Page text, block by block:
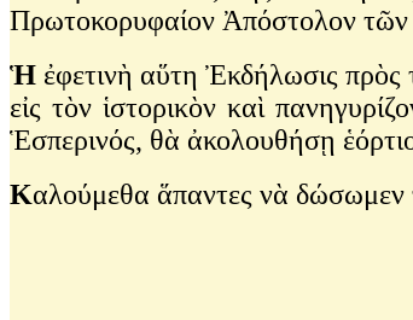
Πρωτοκορυφαίον Ἀπόστολον
Ἡ ἐφετινὴ αὕτη Ἐκδήλωσις
εἰς τὸν ἱστορικὸν καὶ
Ἑσπερινός, θὰ ἀκολουθήσῃ
Καλούμεθα ἅπαντες νὰ δώσωμεν